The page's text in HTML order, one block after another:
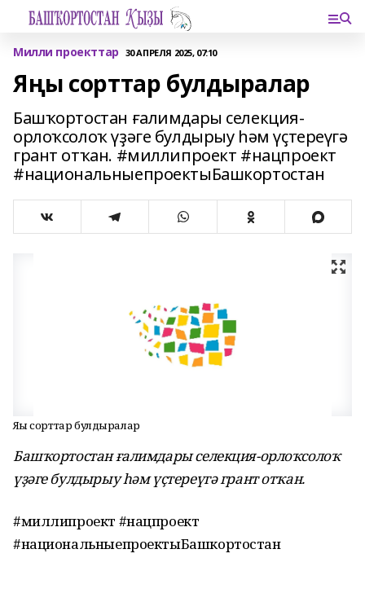
Милли проекттар 30 АПРЕЛЯ 2025, 07:10
Яңы сорттар булдыралар
Башҡортостан ғалимдары селекция-
орлоҡсолоҡ үҙәге булдырыу һәм үҫтереүгә
грант отҡан. #миллипроект #нацпроект
#национальныепроектыБашкортостан
Яңы сорттар булдыралар
Башҡортостан ғалимдары селекция-орлоҡсолоҡ
үҙәге булдырыу һәм үҫтереүгә грант отҡан.
#миллипроект #нацпроект
#национальныепроектыБашкортостан